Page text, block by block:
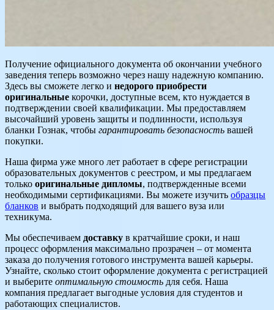
Получение официального документа об окончании учебного
заведения теперь возможно через нашу надежную компанию.
Здесь вы сможете легко и недорого приобрести
оригинальные корочки, доступные всем, кто нуждается в
подтверждении своей квалификации. Мы предоставляем
высочайший уровень защиты и подлинности, используя
бланки Гознак, чтобы гарантировать безопасность вашей
покупки.
Наша фирма уже много лет работает в сфере регистрации
образовательных документов с реестром, и мы предлагаем
только оригинальные дипломы, подтвержденные всеми
необходимыми сертификациями. Вы можете изучить образцы
бланков и выбрать подходящий для вашего вуза или
техникума.
Мы обеспечиваем доставку в кратчайшие сроки, и наш
процесс оформления максимально прозрачен – от момента
заказа до получения готового инструмента вашей карьеры.
Узнайте, сколько стоит оформление документа с регистрацией
и выберите оптимальную стоимость для себя. Наша
компания предлагает выгодные условия для студентов и
работающих специалистов.